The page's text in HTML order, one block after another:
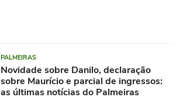
PALMEIRAS
Novidade sobre Danilo, declaração
sobre Maurício e parcial de ingressos:
as últimas notícias do Palmeiras